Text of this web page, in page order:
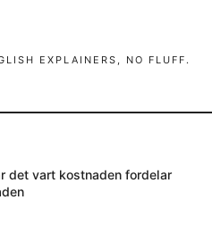
EXPLAINERS, NO FLUFF.
det vart kostnaden fordelar